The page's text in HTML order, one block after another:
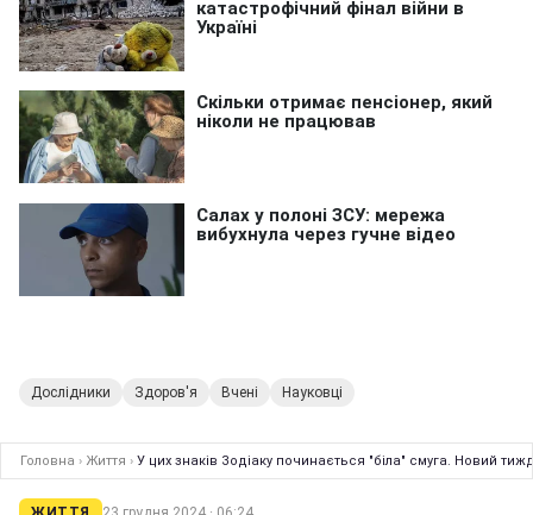
Дослідники Здоров'я Вчені Науковці
Головна › Життя › У цих знаків Зодіаку починається "біла" смуга. Новий